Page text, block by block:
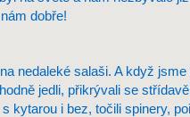
dobře!
nedaleké salaši. A když
jedli, přikrývali se
kytarou i bez, točili spinery,